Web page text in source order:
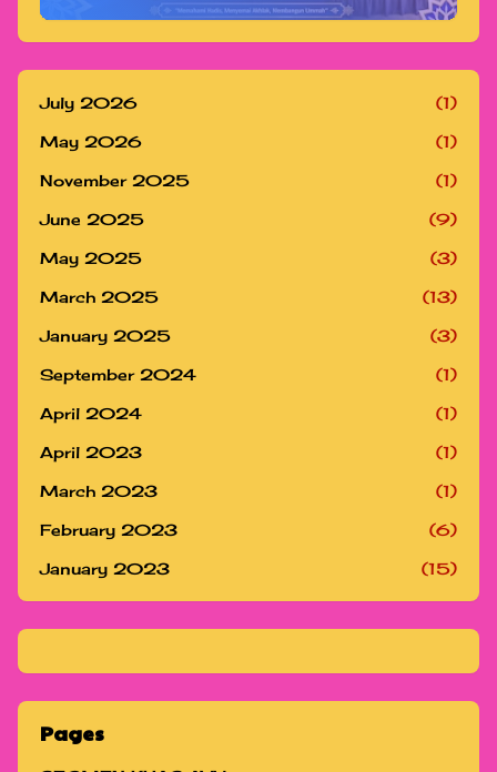
July 2026 (1)
May 2026 (1)
November 2025 (1)
June 2025 (9)
May 2025 (3)
March 2025 (13)
January 2025 (3)
September 2024 (1)
April 2024 (1)
April 2023 (1)
March 2023 (1)
February 2023 (6)
January 2023 (15)
Pages